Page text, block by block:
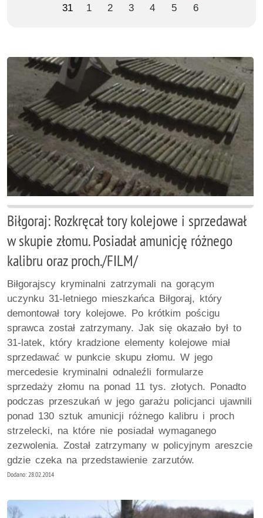
31
1 2 3 4 5 6
Biłgoraj: Rozkręcał tory kolejowe i sprzedawał
w skupie złomu. Posiadał amunicję różnego
kalibru oraz proch./FILM/
Biłgorajscy kryminalni zatrzymali na gorącym
uczynku 31-letniego mieszkańca Biłgoraj, który
demontował tory kolejowe. Po krótkim pościgu
sprawca został zatrzymany. Jak się okazało był to
31-latek, który kradzione elementy kolejowe miał
sprzedawać w punkcie skupu złomu. W jego
mercedesie kryminalni odnaleźli formularze
sprzedaży złomu na ponad 11 tys. złotych. Ponadto
podczas przeszukań w jego garażu policjanci ujawnili
ponad 130 sztuk amunicji różnego kalibru i proch
strzelecki, na które nie posiadał wymaganego
zezwolenia. Został zatrzymany w policyjnym areszcie
gdzie czeka na przedstawienie zarzutów.
Dodano: 28.02.2014